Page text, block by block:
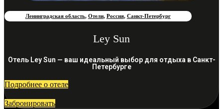
Ленинградская область, Отели, Россия, Санкт-Петербург
Ley Sun
Отель Ley Sun — ваш идеальный выбор для отдыха в Санкт-
Петербурге
Подробнее о отеле
Забронировать